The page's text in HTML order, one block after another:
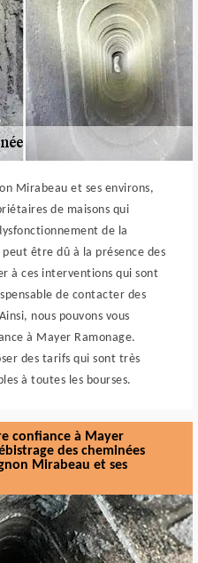
Mirabeau et ses environs,
de maisons qui
de la
être dû à la présence des
à ces interventions qui sont
de contacter des
nous pouvons vous
à Mayer Ramonage.
des tarifs qui sont très
à toutes les bourses.
confiance à Mayer
des cheminées
Mirabeau et ses